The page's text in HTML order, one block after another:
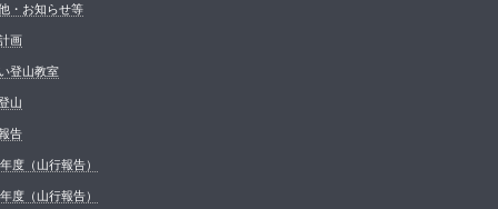
・お知らせ等
画
登山教室
山
告
度（山行報告）
度（山行報告）